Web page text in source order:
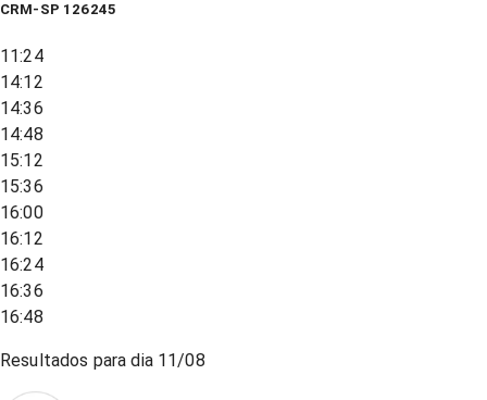
CRM-SP 126245
11:24
14:12
14:36
14:48
15:12
15:36
16:00
16:12
16:24
16:36
16:48
Resultados para dia 11/08